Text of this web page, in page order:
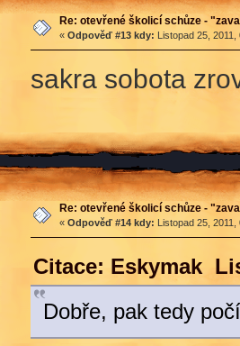
Re: otevřené školicí schůze -
« Odpověď #13 kdy: Listopad 25, 2011,
sakra sobota
Re: otevřené školicí schůze -
« Odpověď #14 kdy: Listopad 25,
Citace: Eskymak
Dobře, pak tedy